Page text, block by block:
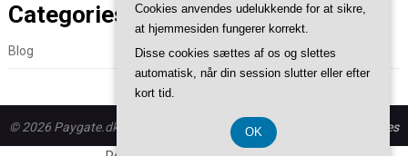
Categories
Blog
© 2026 Paygate.dk - WordPress theme bySuperb WordPress Themes
Cookies anvendes udelukkende for at sikre,
at hjemmesiden fungerer korrekt.
Disse cookies sættes af os og slettes
automatisk, når din session slutter eller efter
kort tid.
OK